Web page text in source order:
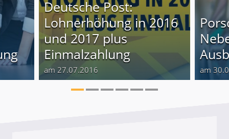
Deutsche Post:
Lohnerhöhung in 2016
und 2017 plus
Einmalzahlung
am 27.07.2016 am